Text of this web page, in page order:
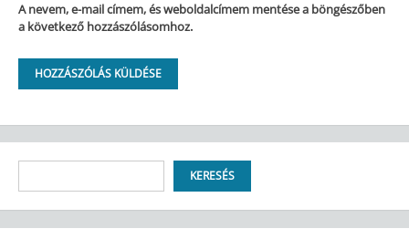
A nevem, e-mail címem, és weboldalcímem mentése a böngészőben
a következő hozzászólásomhoz.
KERESÉS